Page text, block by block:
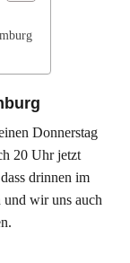
Donnerstag
20 Uhr jetzt
drinnen im
und wir uns auch